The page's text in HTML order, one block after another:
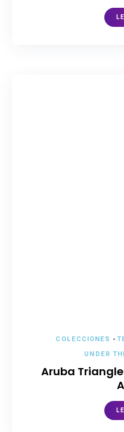
COLECCIONES -
UNDER
Aruba